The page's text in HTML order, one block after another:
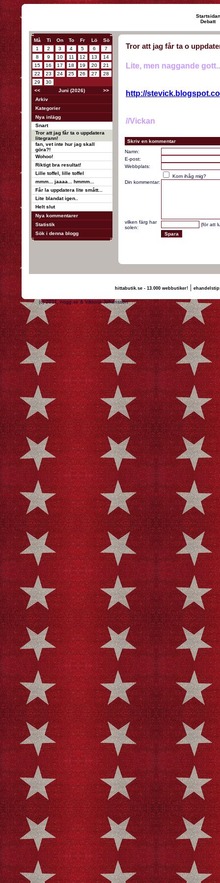
Startsidan
Debatt
Må Ti On To Fr Lö
Sö
1
2 3 4 5 6
7
8
9 10 11 12 13
14
15
16 17 18 19 20
21
22
23 24 25 26 27
28
29
30
<<
Juni (2026)
>>
Arkiv
Kategorier
Nya inlägg
Snart
Tror att jag får ta o uppdatera
litegrann!
fan, vet inte hur jag skall
göra?!
Wohoo!
Riktigt bra resultat!
Lille toffel, lille toffel
mmm... jaaaa... hmmm...
Får la uppdatera lite smått...
Lite blandat igen..
Helt slut
Nya kommentarer
Statistik
Sök i denna blogg
Tror att jag får ta o
Lite, men naggande
http://
//Vickan
Skriv en kommentar
Namn:
E-post:
Webbplats:
Kom ihåg mig?
Din kommentar:
vilken färg har
solen:
(för att
hittabutik.se - 13.000 webbutiker!|
(c) 2011, nogg.se & Viktoria Johansson